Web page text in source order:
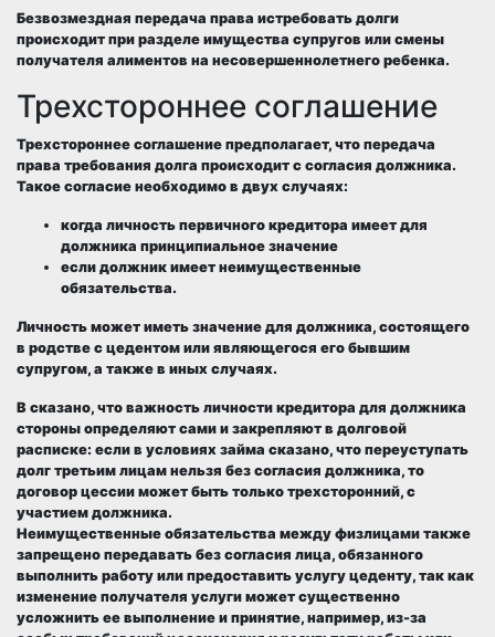
Безвозмездная передача права истребовать долги
происходит при разделе имущества супругов или смены
получателя алиментов на несовершеннолетнего ребенка.
Трехстороннее соглашение
Трехстороннее соглашение предполагает, что передача
права требования долга происходит с согласия должника.
Такое согласие необходимо в двух случаях:
когда личность первичного кредитора имеет для
должника принципиальное значение
если должник имеет неимущественные
обязательства.
Личность может иметь значение для должника, состоящего
в родстве с цедентом или являющегося его бывшим
супругом, а также в иных случаях.
В сказано, что важность личности кредитора для должника
стороны определяют сами и закрепляют в долговой
расписке: если в условиях займа сказано, что переуступать
долг третьим лицам нельзя без согласия должника, то
договор цессии может быть только трехсторонний, с
участием должника.
Неимущественные обязательства между физлицами также
запрещено передавать без согласия лица, обязанного
выполнить работу или предоставить услугу цеденту, так как
изменение получателя услуги может существенно
усложнить ее выполнение и принятие, например, из-за